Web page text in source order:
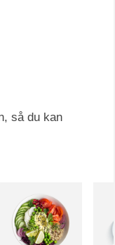
så du kan